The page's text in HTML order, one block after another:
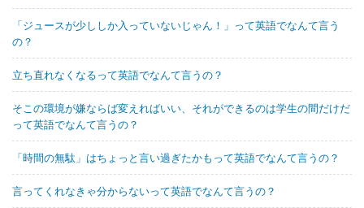
「ジュースが少ししか入っていないじゃん！」って英語でなんて言う
の？
立ち直れなくなるって英語でなんて言うの？
そこの環境が嫌ならば変えればいい、それができるのは学生の間だけだ
って英語でなんて言うの？
「時間の無駄」はちょっと言い過ぎたかもって英語でなんて言うの？
言ってくれなきゃ分からないって英語でなんて言うの？